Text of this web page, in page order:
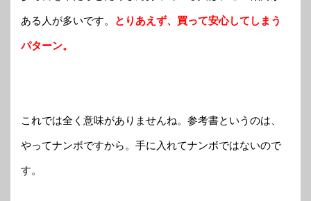
ある人が多いです。 とりあえず、買って安心してしまう
パターン。
これでは全く意味がありませんね。参考書というのは、
やってナンボですから。手に入れてナンボではないので
す。